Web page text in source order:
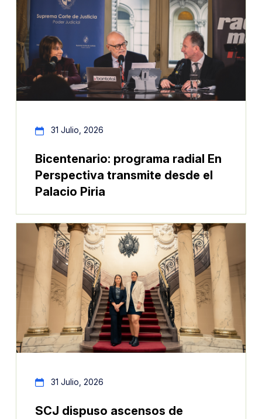
31 Julio, 2026
Bicentenario: programa radial En
Perspectiva transmite desde el
Palacio Piria
Imagen
31 Julio, 2026
SCJ dispuso ascensos de